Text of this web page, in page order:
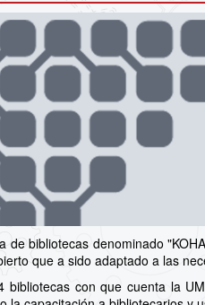
de bibliotecas denominado
que a sido adaptado a las
bibliotecas con que cuenta la